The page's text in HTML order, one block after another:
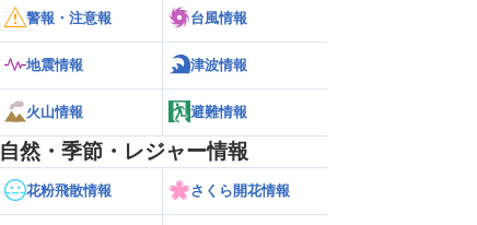
警報・注意報 台風情報
地震情報 津波情報
火山情報 避難情報
自然・季節・レジャー情報
花粉飛散情報 さくら開花情報